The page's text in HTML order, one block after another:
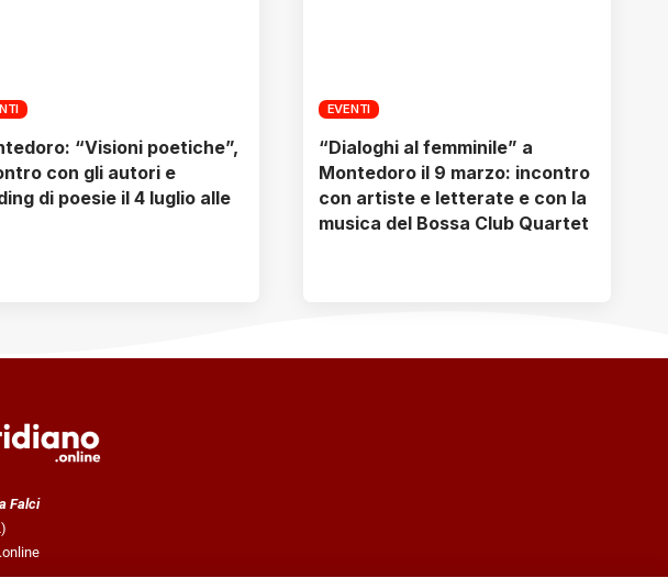
“Visioni poetiche”,
con gli autori e
di poesie il 4 luglio alle
EVENTI
“Dialoghi al femminile” a
Montedoro il 9 marzo: incontro
con artiste e letterate e con la
musica del Bossa Club Quartet
Falci